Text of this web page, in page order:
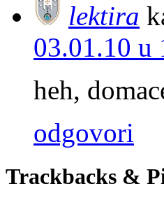
lektira
03.01.10 u
heh,
odgovori
Trackbacks &